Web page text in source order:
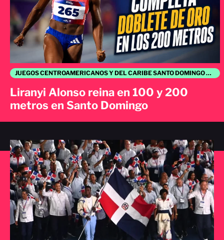
JUEGOS CENTROAMERICANOS Y DEL CARIBE SANTO DOMINGO 2026
Liranyi Alonso reina en 100 y 200
metros en Santo Domingo